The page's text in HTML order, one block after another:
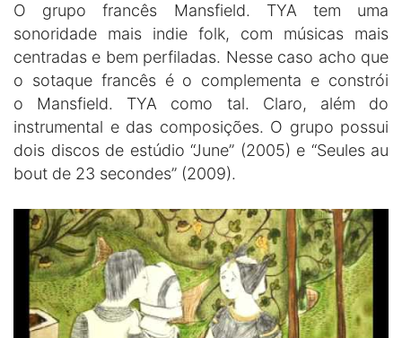
O grupo francês Mansfield. TYA tem uma
sonoridade mais indie folk, com músicas mais
centradas e bem perfiladas. Nesse caso acho que
o sotaque francês é o complementa e constrói
o Mansfield. TYA como tal. Claro, além do
instrumental e das composições. O grupo possui
dois discos de estúdio “June” (2005) e “Seules au
bout de 23 secondes” (2009).